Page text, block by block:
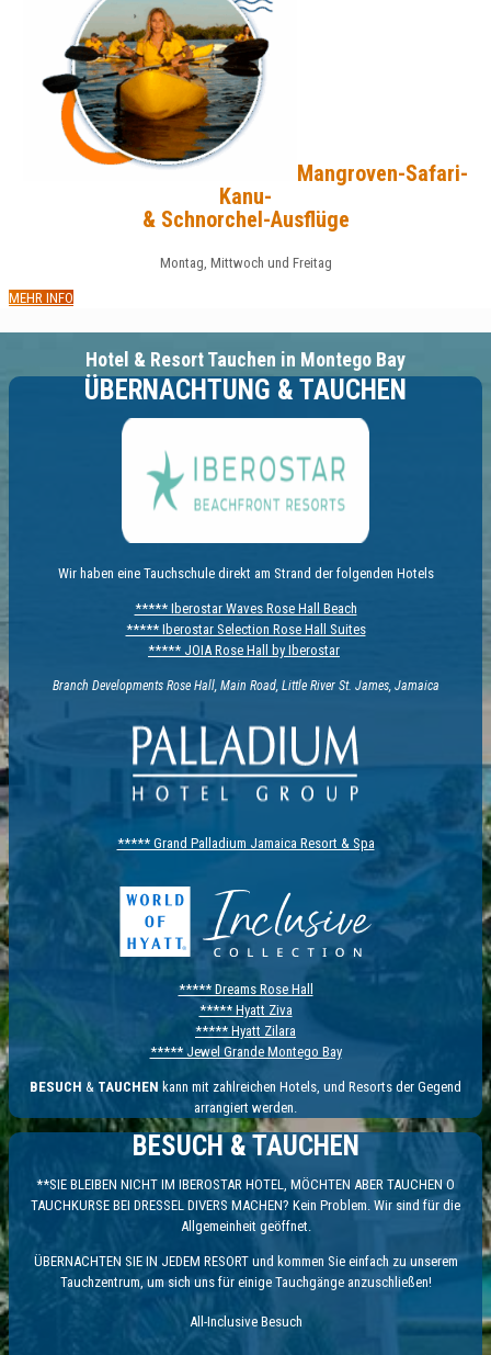
Mangroven-Safari-
Kanu-
& Schnorchel-Ausflüge
Montag, Mittwoch und Freitag
MEHR INFO
Hotel & Resort Tauchen in Montego Bay
ÜBERNACHTUNG & TAUCHEN
Wir haben eine Tauchschule direkt am Strand der folgenden Hotels
***** Iberostar Waves Rose Hall Beach
***** Iberostar Selection Rose Hall Suites
***** JOIA Rose Hall by Iberostar
Branch Developments Rose Hall, Main Road, Little River St. James, Jamaica
***** Grand Palladium Jamaica Resort & Spa
***** Dreams Rose Hall
***** Hyatt Ziva
***** Hyatt Zilara
***** Jewel Grande Montego Bay
BESUCH & TAUCHEN kann mit zahlreichen Hotels, und Resorts der Gegend
arrangiert werden.
BESUCH & TAUCHEN
**SIE BLEIBEN NICHT IM IBEROSTAR HOTEL, MÖCHTEN ABER TAUCHEN O
TAUCHKURSE BEI DRESSEL DIVERS MACHEN? Kein Problem. Wir sind für die
Allgemeinheit geöffnet.
ÜBERNACHTEN SIE IN JEDEM RESORT und kommen Sie einfach zu unserem
Tauchzentrum, um sich uns für einige Tauchgänge anzuschließen!
All-Inclusive Besuch